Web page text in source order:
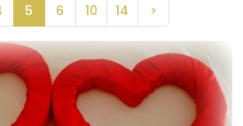
5 6 10 14 >